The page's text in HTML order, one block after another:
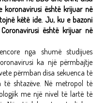
koronavirusi është krijuar në
këtë ide. Ju, ku e bazoni
është krijuar në
nga shumë studijues
ka një përmbajtje
përmban disa sekuenca të
shtazëve. Në metropol të
me një nivel të lartë të